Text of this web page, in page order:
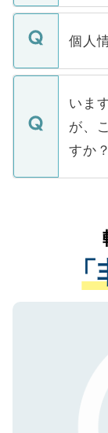
ません
■応募
関を公
に、
みを
ていま
転職・
ん。
定を承
の辞
個人
個人情
で、
など
ご本
支援
ている
は、
管理
る、
で、
いま
が、
すか？
かが
経験
させ
ない
ので、